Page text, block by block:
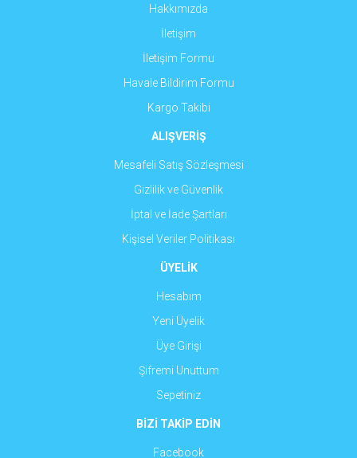
Gönder
Hakkımızda
İletişim
İletişim Formu
Havale Bildirim Formu
Kargo Takibi
ALIŞVERİŞ
Mesafeli Satış Sözleşmesi
Gizlilik ve Güvenlik
İptal ve İade Şartları
Kişisel Veriler Politikası
ÜYELİK
Hesabım
Yeni Üyelik
Üye Girişi
Şifremi Unuttum
Sepetiniz
BİZİ TAKİP EDİN
Facebook